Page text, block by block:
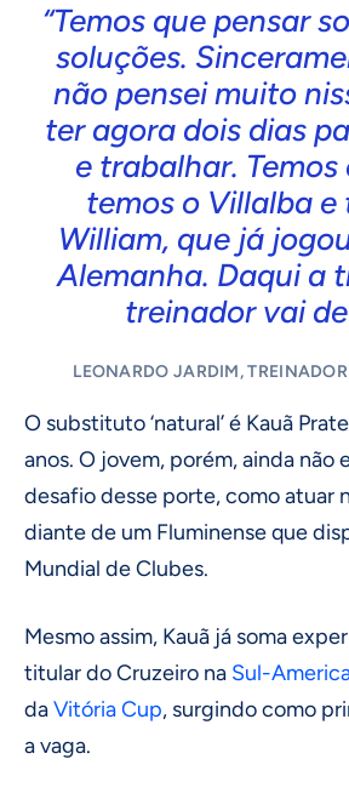
“Temos que pensar
soluções.
não pensei muito
ter agora dois dias
e trabalhar. Temos
temos o Villalba e
William, que já
Alemanha. Daqui a
treinador vai
LEONARDO JARDIM,
O substituto ‘natural’ é Kauã
anos. O jovem, porém, ainda não
desafio desse porte, como atuar
diante de um Fluminense que
Mundial de Clubes.
Mesmo assim, Kauã já soma
titular do Cruzeiro na Sul-
daVitória Cup, surgindo como
a vaga.